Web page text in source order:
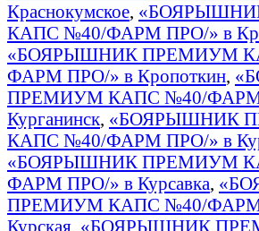
Краснокумское,
КАПС №40/ФАРМ ПРО/» в
«БОЯРЫШНИК ПРЕМИУМ
ФАРМ ПРО/» в Кропоткин,
ПРЕМИУМ КАПС №40/ФАРМ
Курганинск, «БОЯРЫШНИК
КАПС №40/ФАРМ ПРО/» в
«БОЯРЫШНИК ПРЕМИУМ
ФАРМ ПРО/» в Курсавка,
ПРЕМИУМ КАПС №40/ФАРМ
Курская, «БОЯРЫШНИК